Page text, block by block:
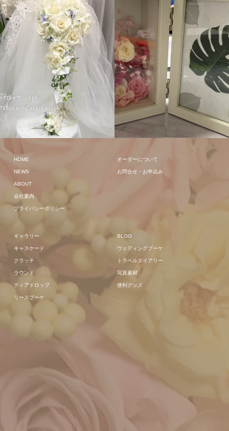
キャスケー
その他
HOME
NEWS
ABOUT
会社案内
プライバシーポリシー
オーダーについて
お問合せ・お申込み
ギャラリー
キャスケード
クラッチ
ラウンド
ティアドロップ
リースブーケ
BLOG
ウェディングブーケ
トラベルダイアリー
写真素材
便利グッズ